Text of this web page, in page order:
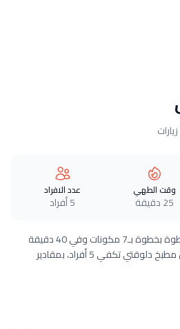
وقت الطهي
25 دقيقة
عدد الافراد
5 أفراد
طريقة عمل بطاطا بالبشاميل خطوة بخطوة بـ7 مكونات وفي 40 دقيقة
فقط. وصفة سهلة ومجرّبة من مطبخ دلوقتي تكفي 5 أفراد، بمقادير